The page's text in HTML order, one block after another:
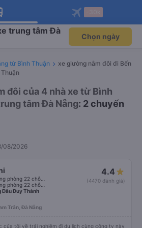
Vexere ngay!
đãi thành viên độc
Mở app
Vexere
khi đặt vé máy bay qua
Mở app
trung tâm Đà
Chọn ngày
từ Bình Thuận
xe giường nằm đôi đi Bến
đôi của 4 nhà xe từ Bình
tâm Đà Nẵng: 2 chuyến
08/2026
4.4
(4470 đánh giá)
Dầu Duy Thành
Trân, Đà Nẵng
của tôi về trải nghiệm đi du lịch cùng công ty này